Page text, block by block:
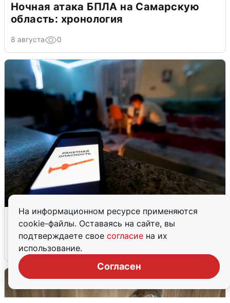
На информационном ресурсе применяются
cookie-файлы. Оставаясь на сайте, вы
подтверждаете свое согласие на их
использование.
Согласен
Ночная атака БПЛА на Самарскую
область: хронология
8 августа 0
Ночью в Самарской области завыли
сирены
8 августа 0